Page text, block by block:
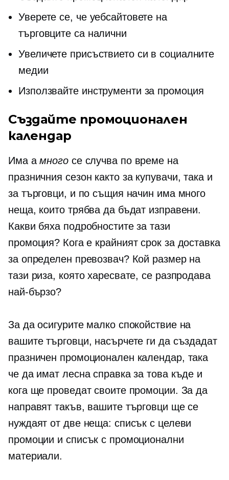
Уверете се, че уебсайтовете на
търговците са налични
Увеличете присъствието си в социалните
медии
Използвайте инструменти за промоция
Създайте промоционален
календар
Има амногосе случва по време на
празничния сезон както за купувачи, така и
за търговци, и по същия начин има много
неща, които трябва да бъдат изправени.
Какви бяха подробностите за тази
промоция? Кога е крайният срок за доставка
за определен превозвач? Кой размер на
тази риза, която харесвате, се разпродава
най-бързо?
За да осигурите малко спокойствие на
вашите търговци, насърчете ги да създадат
празничен промоционален календар, така
че да имат лесна справка за това къде и
кога ще проведат своите промоции. За да
направят такъв, вашите търговци ще се
нуждаят от две неща: списък с целеви
промоции и списък с промоционални
материали.